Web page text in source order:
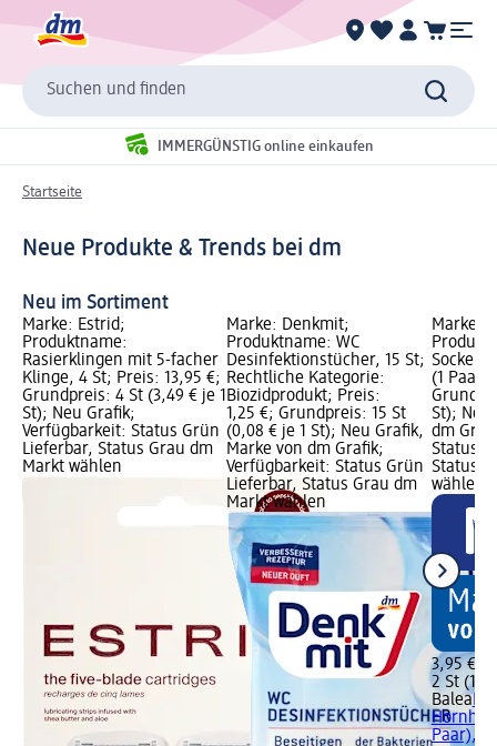
Suchen und finden
IMMERGÜNSTIG online einkaufen
Startseite
Neue Produkte & Trends bei dm
Neu im Sortiment
Marke: Estrid;
Produktname:
Rasierklingen mit 5-facher
Klinge, 4 St; Preis: 13,95 €;
Grundpreis: 4 St (3,49 € je 1
St); Neu Grafik;
Verfügbarkeit: Status Grün
Lieferbar, Status Grau dm
Markt wählen
Marke: Denkmit;
Produktname: WC
Desinfektionstücher, 15 St;
Rechtliche Kategorie:
Biozidprodukt; Preis:
1,25 €; Grundpreis: 15 St
(0,08 € je 1 St); Neu Grafik,
Marke von dm Grafik;
Verfügbarkeit: Status Grün
Lieferbar, Status Grau dm
Markt wählen
Marke:
Socken
(1
St); Neu
dm
Status
Status
wählen
3,95 €
2 St
Balea
Paar), 2